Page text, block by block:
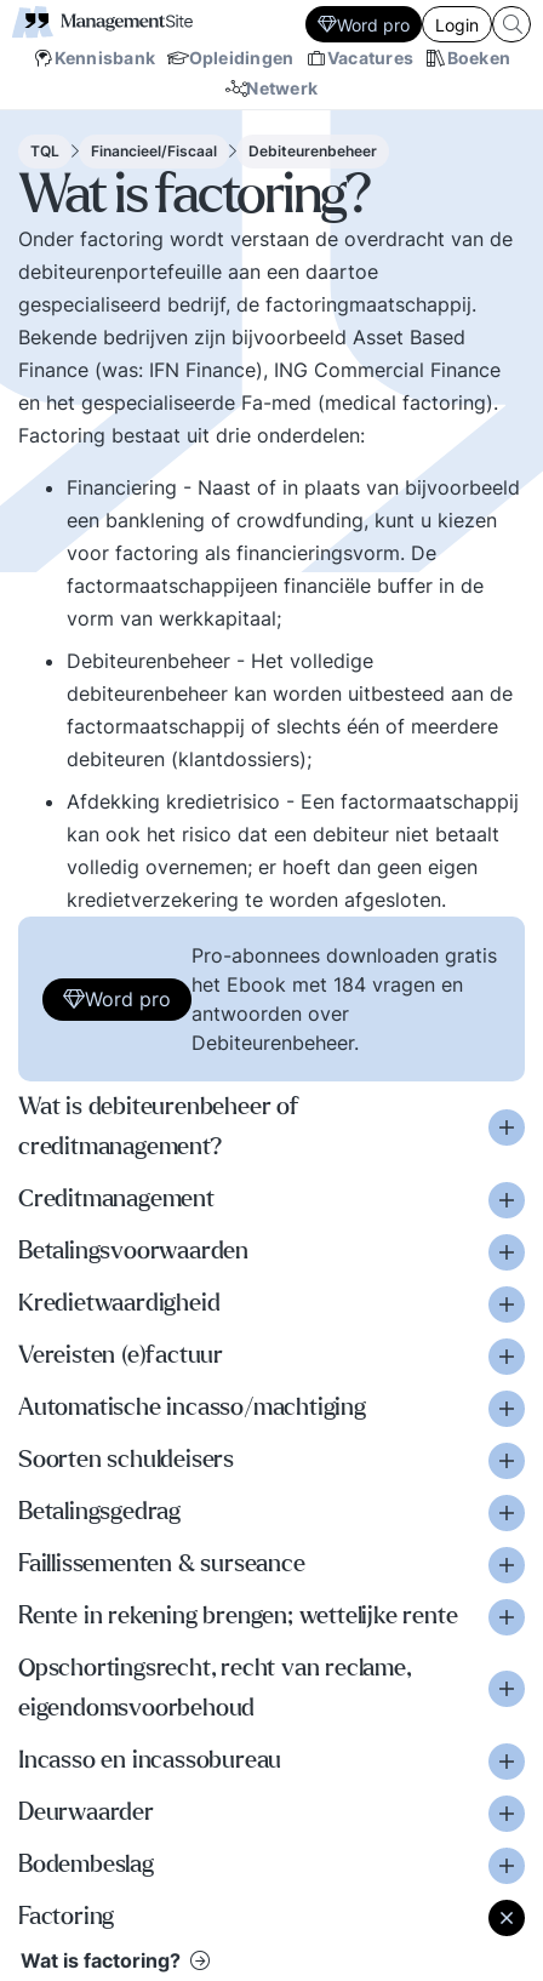
Kennisbank Opleidingen Vacatures
Boeken
Netwerk
Word pro Login
TQL Financieel/Fiscaal Debiteurenbeheer
Wat is factoring?
Onder factoring wordt verstaan de overdracht van de
debiteurenportefeuille aan een daartoe
gespecialiseerd bedrijf, de factoringmaatschappij.
Bekende bedrijven zijn bijvoorbeeld Asset Based
Finance (was: IFN Finance), ING Commercial Finance
en het gespecialiseerde Fa-med (medical factoring).
Factoring bestaat uit drie onderdelen:
Financiering - Naast of in plaats van bijvoorbeeld
een banklening of crowdfunding, kunt u kiezen
voor factoring als financieringsvorm. De
factormaatschappijeen financiële buffer in de
vorm van werkkapitaal;
Debiteurenbeheer - Het volledige
debiteurenbeheer kan worden uitbesteed aan de
factormaatschappij of slechts één of meerdere
debiteuren (klantdossiers);
Afdekking kredietrisico - Een factormaatschappij
kan ook het risico dat een debiteur niet betaalt
volledig overnemen; er hoeft dan geen eigen
kredietverzekering te worden afgesloten.
Word pro
Pro-abonnees downloaden gratis
het Ebook met 184 vragen en
antwoorden over
Debiteurenbeheer.
Wat is debiteurenbeheer of
creditmanagement?
Creditmanagement
Betalingsvoorwaarden
Kredietwaardigheid
Vereisten (e)factuur
Automatische incasso/machtiging
Soorten schuldeisers
Betalingsgedrag
Faillissementen & surseance
Rente in rekening brengen; wettelijke rente
Opschortingsrecht, recht van reclame,
eigendomsvoorbehoud
Incasso en incassobureau
Deurwaarder
Bodembeslag
Factoring
Wat is factoring?